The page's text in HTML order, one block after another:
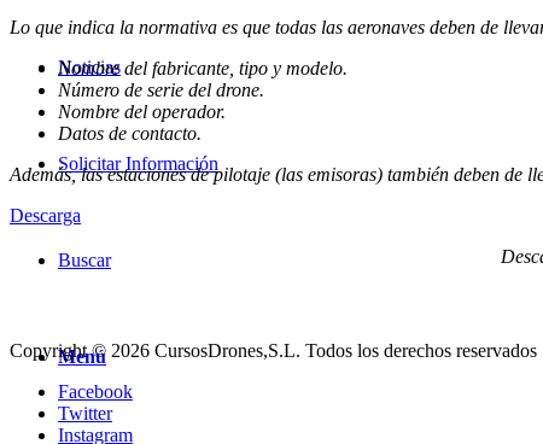
Noticias
Solicitar Información
Buscar
Menú
Lo que indica la normativa es que todas las aeronaves deben de
Nombre del fabricante, tipo y modelo.
Número de serie del drone.
Nombre del operador.
Datos de contacto.
Además, las estaciones de pilotaje (las emisoras) también deben
Descarga
Copyright © 2026 CursosDrones,S.L. Todos los derechos reservados |
Facebook
Twitter
Instagram